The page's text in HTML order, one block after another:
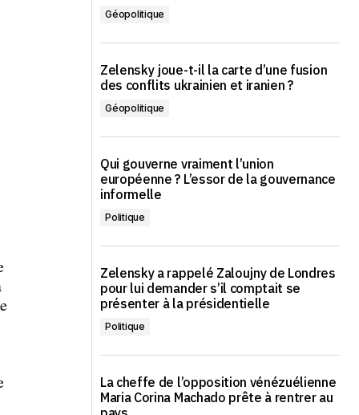
Géopolitique
Zelensky joue-t-il la carte d’une fusion
des conflits ukrainien et iranien ?
Géopolitique
Qui gouverne vraiment l’union
européenne ? L’essor de la gouvernance
informelle
Politique
Zelensky a rappelé Zaloujny de Londres
pour lui demander s’il comptait se
présenter à la présidentielle
Politique
La cheffe de l’opposition vénézuélienne
Maria Corina Machado prête à rentrer au